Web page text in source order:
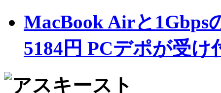
MacBook Airと1Gbps
5184円 PCデポが受け